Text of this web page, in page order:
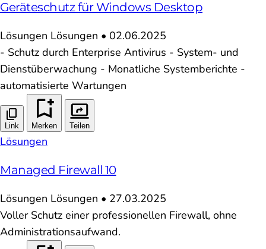
Geräteschutz für Windows Desktop
Lösungen Lösungen • 02.06.2025
- Schutz durch Enterprise Antivirus - System- und
Dienstüberwachung - Monatliche Systemberichte -
automatisierte Wartungen
Link Merken Teilen
Lösungen
Managed Firewall 10
Lösungen Lösungen • 27.03.2025
Voller Schutz einer professionellen Firewall, ohne
Administrationsaufwand.